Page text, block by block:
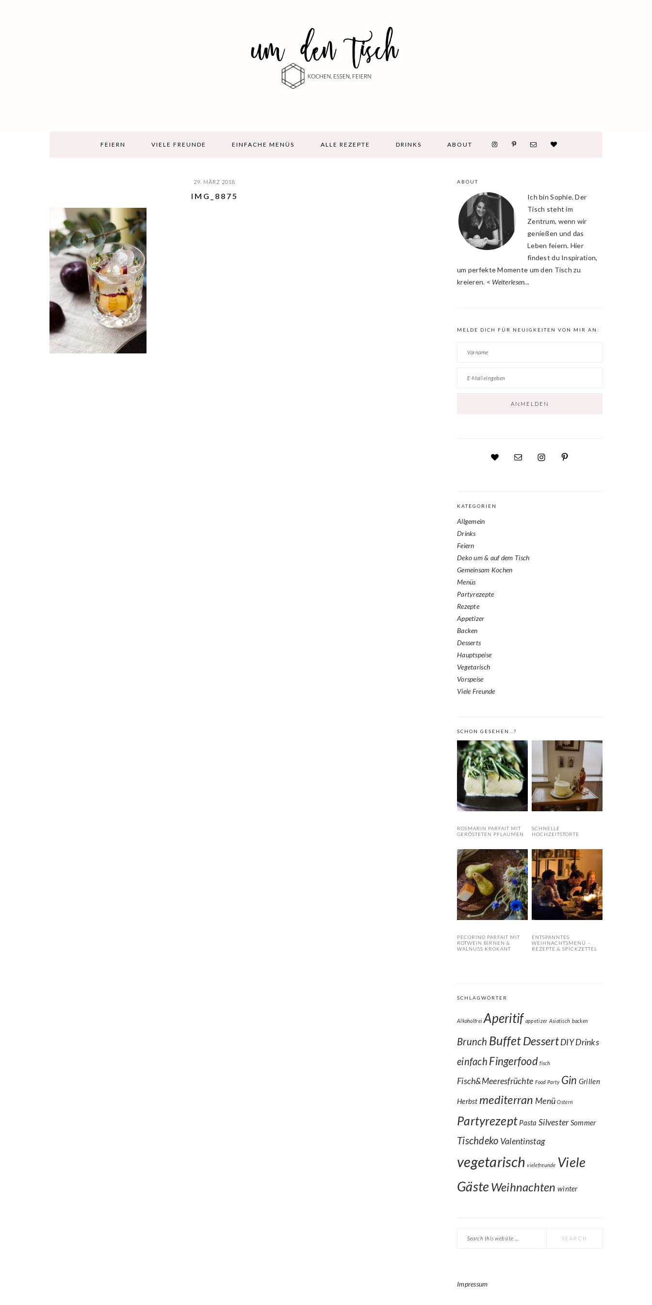
FEIERN VIELE FREUNDE EINFACHE MENÜS ALLE REZEPTE DRINKS ABOUT
29. MÄRZ 2018
IMG_8875
PRIMARY
SIDEBAR
ABOUT
Ich bin Sophie. Der
Tisch steht im
Zentrum, wenn wir
genießen und das
Leben feiern. Hier
findest du Inspiration,
um perfekte Momente um den Tisch zu
kreieren. < Weiterlesen...
MELDE DICH FÜR NEUIGKEITEN VON MIR AN:
KATEGORIEN
Allgemein
Drinks
Feiern
Deko um & auf dem Tisch
Gemeinsam Kochen
Menüs
Partyrezepte
Rezepte
Appetizer
Backen
Desserts
Hauptspeise
Vegetarisch
Vorspeise
Viele Freunde
SCHON GESEHEN…?
ROSMARIN PARFAIT MIT
GERÖSTETEN PFLAUMEN
SCHNELLE
HOCHZEITSTORTE
PECORINO PARFAIT MIT
ROTWEIN BIRNEN &
WALNUSS KROKANT
ENTSPANNTES
WEIHNACHTSMENÜ –
REZEPTE & SPICKZETTEL
SCHLAGWÖRTER
Alkoholfrei Aperitif appetizer Asiatisch backen
Brunch BuffetDessertDIYDrinks
einfach Fingerfood fisch
Fisch&Meeresfrüchte Food Party Gin Grillen
Herbst mediterran Menü Ostern
Partyrezept Pasta SilvesterSommer
Tischdeko Valentinstag
vegetarisch vielefreunde Viele
Gäste Weihnachten winter
Impressum